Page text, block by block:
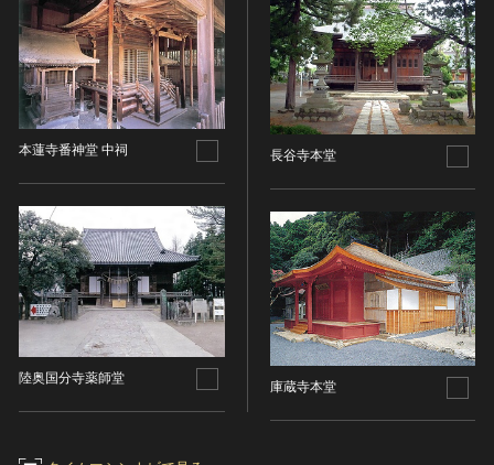
本蓮寺番神堂 中祠
陸奥国分寺薬師堂
長谷寺本堂
庫蔵寺本堂
文楽
歌舞伎
音楽
その他
工芸技術
染織
陶芸
その他
生活文化
生活文化（食文化を除く）
食文化
その他